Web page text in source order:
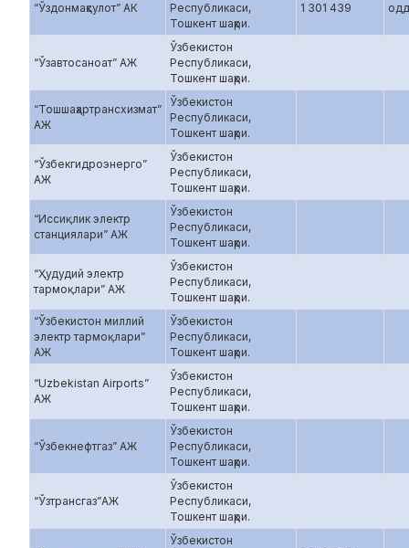
“Ўздонмаҳсулот” АК
Республикаси,
Тошкент шаҳри.
1 301 439
“Ўзавтосаноат” АЖ
Ўзбекистон
Республикаси,
Тошкент шаҳри.
“Тошшаҳартрансхизмат”
АЖ
Ўзбекистон
Республикаси,
Тошкент шаҳри.
“Ўзбекгидроэнерго”
АЖ
Ўзбекистон
Республикаси,
Тошкент шаҳри.
“Иссиқлик электр
станциялари” АЖ
Ўзбекистон
Республикаси,
Тошкент шаҳри.
“Ҳудудий электр
тармоқлари” АЖ
Ўзбекистон
Республикаси,
Тошкент шаҳри.
“Ўзбекистон миллий
электр тармоқлари”
АЖ
Ўзбекистон
Республикаси,
Тошкент шаҳри.
“Uzbekistan Airports”
АЖ
Ўзбекистон
Республикаси,
Тошкент шаҳри.
“Ўзбекнефтгаз” АЖ
Ўзбекистон
Республикаси,
Тошкент шаҳри.
“Ўзтрансгаз”АЖ
Ўзбекистон
Республикаси,
Тошкент шаҳри.
Ўзбекистон